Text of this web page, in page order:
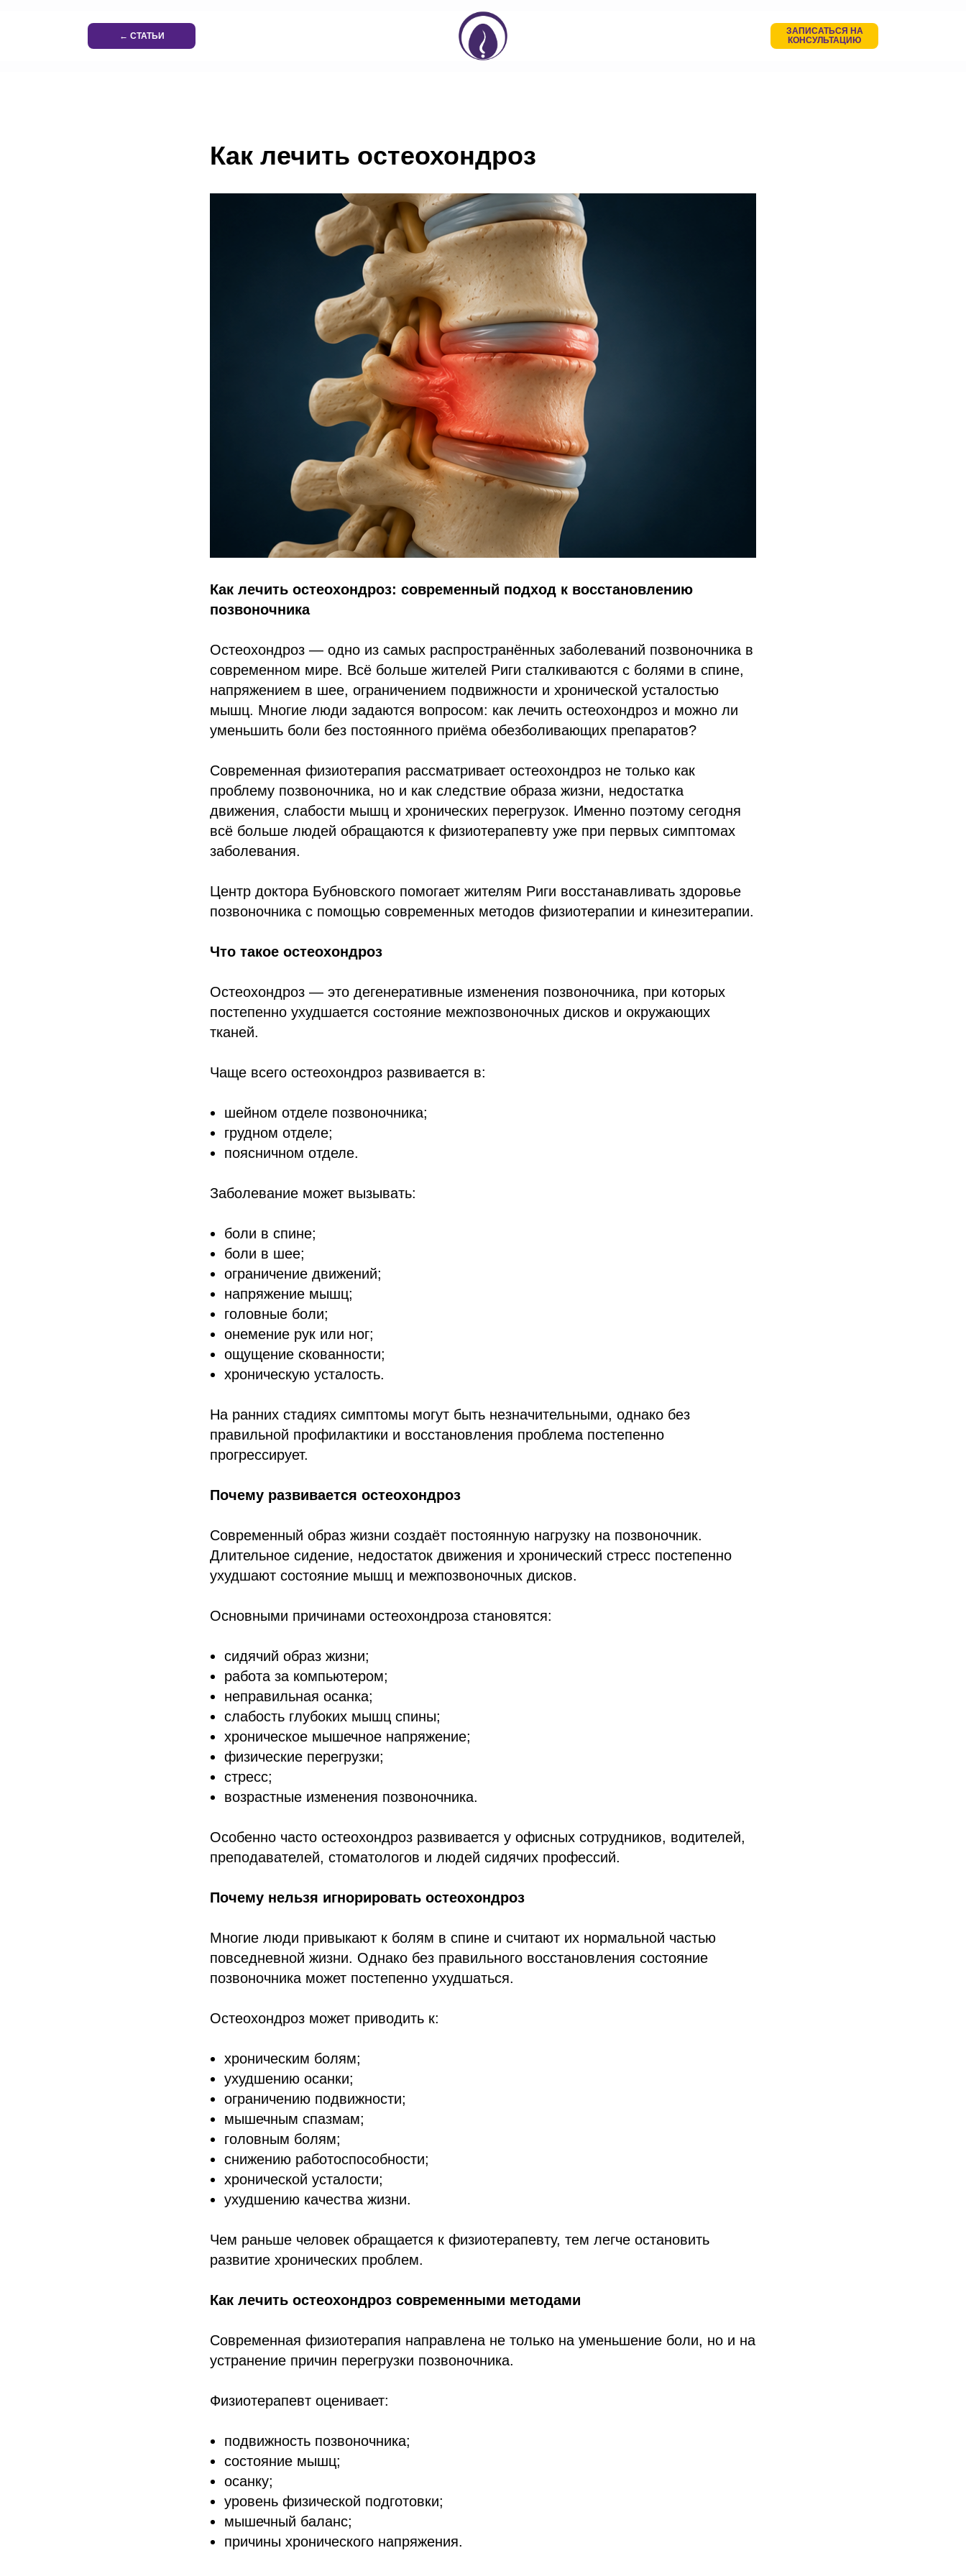
← СТАТЬИ
ЗАПИСАТЬСЯ НА
КОНСУЛЬТАЦИЮ
Как лечить остеохондроз
Как лечить остеохондроз: современный подход к восстановлению
позвоночника
Остеохондроз — одно из самых распространённых заболеваний позвоночника в
современном мире. Всё больше жителей Риги сталкиваются с болями в спине,
напряжением в шее, ограничением подвижности и хронической усталостью
мышц. Многие люди задаются вопросом: как лечить остеохондроз и можно ли
уменьшить боли без постоянного приёма обезболивающих препаратов?
Современная физиотерапия рассматривает остеохондроз не только как
проблему позвоночника, но и как следствие образа жизни, недостатка
движения, слабости мышц и хронических перегрузок. Именно поэтому сегодня
всё больше людей обращаются к физиотерапевту уже при первых симптомах
заболевания.
Центр доктора Бубновского помогает жителям Риги восстанавливать здоровье
позвоночника с помощью современных методов физиотерапии и кинезитерапии.
Что такое остеохондроз
Остеохондроз — это дегенеративные изменения позвоночника, при которых
постепенно ухудшается состояние межпозвоночных дисков и окружающих
тканей.
Чаще всего остеохондроз развивается в:
шейном отделе позвоночника;
грудном отделе;
поясничном отделе.
Заболевание может вызывать:
боли в спине;
боли в шее;
ограничение движений;
напряжение мышц;
головные боли;
онемение рук или ног;
ощущение скованности;
хроническую усталость.
На ранних стадиях симптомы могут быть незначительными, однако без
правильной профилактики и восстановления проблема постепенно
прогрессирует.
Почему развивается остеохондроз
Современный образ жизни создаёт постоянную нагрузку на позвоночник.
Длительное сидение, недостаток движения и хронический стресс постепенно
ухудшают состояние мышц и межпозвоночных дисков.
Основными причинами остеохондроза становятся:
сидячий образ жизни;
работа за компьютером;
неправильная осанка;
слабость глубоких мышц спины;
хроническое мышечное напряжение;
физические перегрузки;
стресс;
возрастные изменения позвоночника.
Особенно часто остеохондроз развивается у офисных сотрудников, водителей,
преподавателей, стоматологов и людей сидячих профессий.
Почему нельзя игнорировать остеохондроз
Многие люди привыкают к болям в спине и считают их нормальной частью
повседневной жизни. Однако без правильного восстановления состояние
позвоночника может постепенно ухудшаться.
Остеохондроз может приводить к:
хроническим болям;
ухудшению осанки;
ограничению подвижности;
мышечным спазмам;
головным болям;
снижению работоспособности;
хронической усталости;
ухудшению качества жизни.
Чем раньше человек обращается к физиотерапевту, тем легче остановить
развитие хронических проблем.
Как лечить остеохондроз современными методами
Современная физиотерапия направлена не только на уменьшение боли, но и на
устранение причин перегрузки позвоночника.
Физиотерапевт оценивает:
подвижность позвоночника;
состояние мышц;
осанку;
уровень физической подготовки;
мышечный баланс;
причины хронического напряжения.